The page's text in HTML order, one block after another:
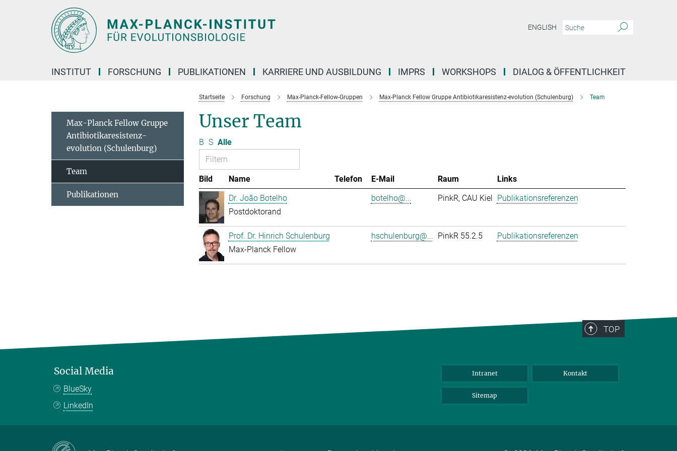
ENGLISH
INSTITUT FORSCHUNG PUBLIKATIONEN KARRIERE UND AUSBILDUNG IMPRS WORKSHOPS DIALOG & ÖFFENTLICHKEIT
Startseite Forschung Max-Planck-Fellow-Gruppen Max-Planck Fellow Gruppe Antibiotikaresistenz-evolution (Schulenburg) Team
Unser Team
B S Alle
Bild Name Telefon E-Mail Raum
Links
Dr. João Botelho
Postdoktorand
botelho@... PinkR, CAU Kiel Publikationsreferenzen
Prof. Dr. Hinrich Schulenburg
Max-Planck Fellow
hschulenburg@... PinkR 55.2.5 Publikationsreferenzen
Max-Planck Fellow Gruppe
Antibiotikaresistenz-
evolution (Schulenburg)
Team
Publikationen
TOP
Social Media
BlueSky
LinkedIn
Intranet Kontakt
Sitemap